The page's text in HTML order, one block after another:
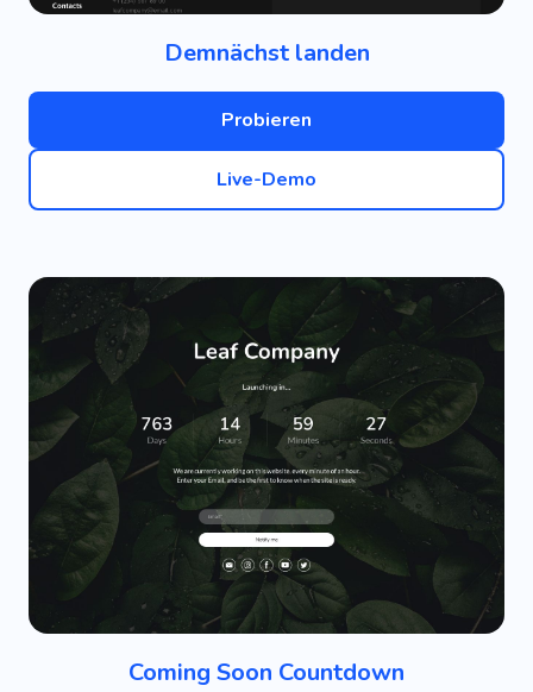
Demnächst landen
Probieren
Live-Demo
Coming Soon Countdown